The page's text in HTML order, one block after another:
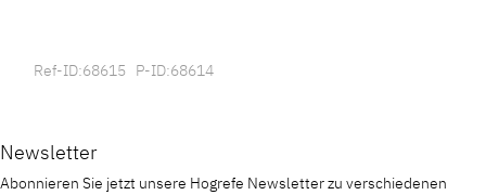
Ref-ID:68615 P-ID:68614
Newsletter
Abonnieren Sie jetzt unsere Hogrefe Newsletter zu verschiedenen